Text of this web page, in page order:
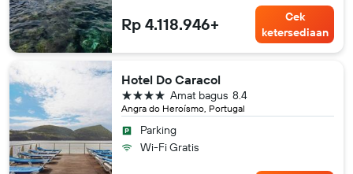
Rp 4.118.946+
Cek
ketersediaan
Hotel Do Caracol
Angra do Heroísmo, Portugal
8.4
Amat bagus
bintang 4
Parking
Wi-Fi Gratis